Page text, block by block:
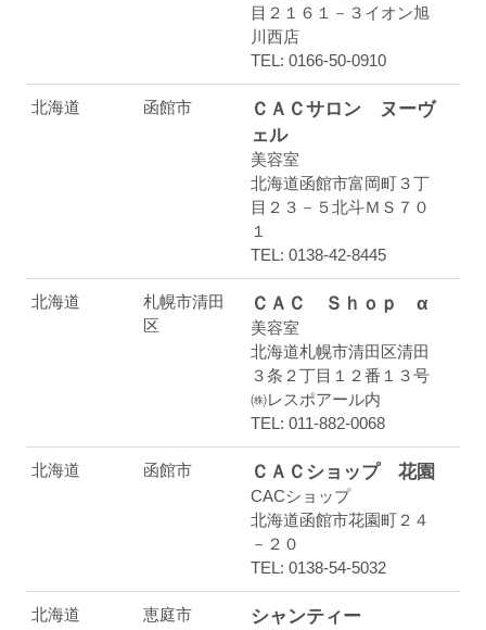
目２１６１－３イオン旭
川西店
TEL: 0166-50-0910
北海道 函館市
ＣＡＣサロン ヌーヴ
ェル
美容室
北海道函館市富岡町３丁
目２３－５北斗ＭＳ７０
１
TEL: 0138-42-8445
北海道
札幌市清田
区
ＣＡＣ Ｓｈｏｐ α
美容室
北海道札幌市清田区清田
３条２丁目１２番１３号
㈱レスポアール内
TEL: 011-882-0068
北海道 函館市 ＣＡＣショップ 花園
CACショップ
北海道函館市花園町２４
－２０
TEL: 0138-54-5032
北海道 恵庭市 シャンティー